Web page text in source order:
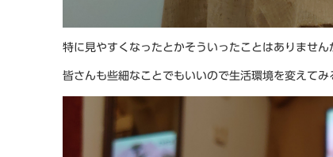
特に見やすくなったとかそういったことはありませ
皆さんも些細なことでもいいので生活環境を変えてみ